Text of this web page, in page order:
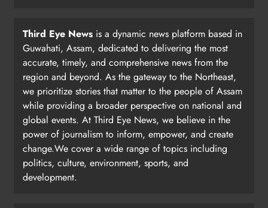
Third Eye News is a dynamic news platform based in
Guwahati, Assam, dedicated to delivering the most
accurate, timely, and comprehensive news from the
region and beyond. As the gateway to the Northeast,
we prioritize stories that matter to the people of Assam
while providing a broader perspective on national and
global events. At Third Eye News, we believe in the
power of journalism to inform, empower, and create
change.We cover a wide range of topics including
politics, culture, environment, sports, and
development.